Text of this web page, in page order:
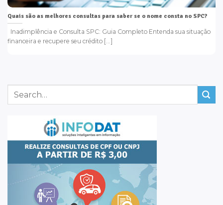
Quais são as melhores consultas para saber se o nome consta no SPC?
Inadimplência e Consulta SPC: Guia Completo Entenda sua situação
financeira e recupere seu crédito [...]